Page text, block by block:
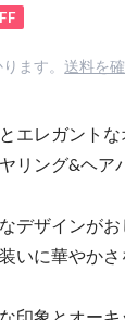
ます。 送料を
エレガント
リング&ヘア
デザインが
いに華やかさ
印象とオー